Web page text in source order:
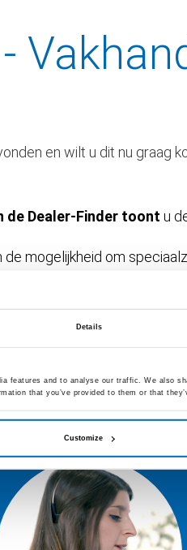
Details
features and to analyse our traffic. We also
that you’ve provided to them or that
Customize
en wilt u dit nu graag
de Dealer-Finder toont u
de mogelijkheid om
van de producten
contactgegevens.